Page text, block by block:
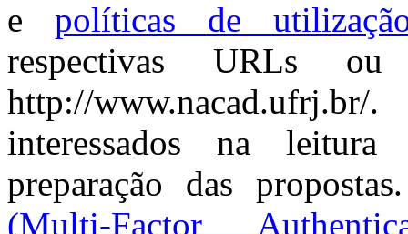
epolíticas de
respectivas URLs
http://
interessados na leitura
preparação das
(Multi-Factor